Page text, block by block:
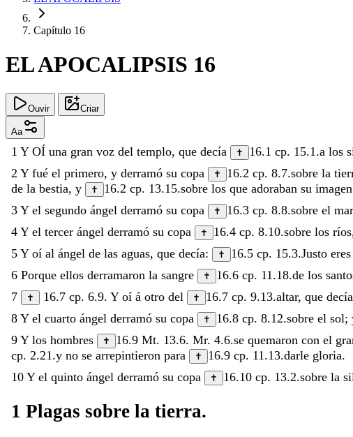
Capítulo 16
EL APOCALIPSIS 16
Ouvir Criar
Aa
1 Y OÍ una gran voz del templo, que decía ✝ 16.1 cp. 15.1 .a los
2 Y fué el primero, y derramó su copa ✝ 16.2 cp. 8.7.sobre la
de la bestia, y ✝ 16.2 cp. 13.15.sobre los que adoraban su imagen
3 Y el segundo ángel derramó su copa ✝ 16.3 cp. 8.8.sobre el mar
4 Y el tercer ángel derramó su copa ✝ 16.4 cp. 8.10.sobre los ríos,
5 Y oí al ángel de las aguas, que decía: ✝ 16.5 cp. 15.3.Justo eres
6 Porque ellos derramaron la sangre ✝ 16.6 cp. 11.18.de los
7
✝ 16.7 cp. 6.9. Y oí á otro del ✝ 16.7 cp. 9.13.altar, que decía
8 Y el cuarto ángel derramó su copa ✝ 16.8 cp. 8.12.sobre el sol;
9 Y los hombres ✝ 16.9 Mt. 13.6. Mr. 4.6.se quemaron con el
cp. 2.21 .y no se arrepintieron para ✝ 16.9 cp. 11.13.darle gloria.
10 Y el quinto ángel derramó su copa ✝ 16.10 cp. 13.2.sobre la
1 Plagas sobre la tierra.